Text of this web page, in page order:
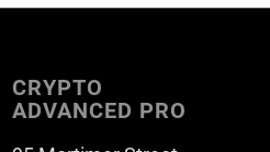
CRYPTO
ADVANCED PRO